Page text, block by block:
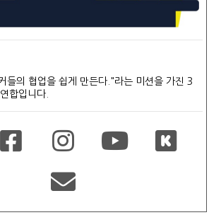
들의 협업을 쉽게 만든다."라는 미션을 가진 3
합입니다.